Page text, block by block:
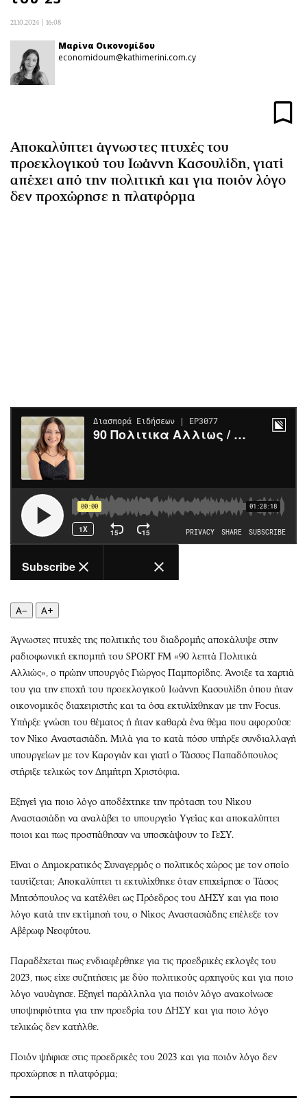
Ελλάδα
Διεθνή
Real Estate
Επιχειρήσεις
Αγορές
Σινεμά
Θέατρο-Χορός
Μουσική
Εικαστικά
Βιβλίο
Χειρόγραφα
Κινητά-tablets
Οικονομία
Γενικά
Αναδρομές
Wine routes
Podcasts
Προσωπικότητες στην ''Κ''
Επιστολές
21.10.2024 | 16:08
Μαρίνα Οικονομίδου
economidoum@kathimerini.com.cy
Αποκαλύπτει άγνωστες πτυχές του
προεκλογικού του Ιωάννη Κασουλίδη, γιατί
απέχει από την πολιτική και για ποιόν λόγο
δεν προχώρησε η πλατφόρμα
A− A+
Άγνωστες πτυχές της πολιτικής του διαδρομής αποκάλυψε στην
ραδιοφωνική εκπομπή του SPORT FM «90 λεπτά Πολιτικά
Αλλιώς», ο πρώην υπουργός Γιώργος Παμπορίδης. Άνοιξε τα χαρτιά
του για την εποχή του προεκλογικού Ιωάννη Κασουλίδη όπου ήταν
οικονομικός διαχειριστής και τα όσα εκτυλίχθηκαν με την Focus.
Υπήρξε γνώση του θέματος ή ήταν καθαρά ένα θέμα που αφορούσε
τον Νίκο Αναστασιάδη. Μιλά για το κατά πόσο υπήρξε συνδιαλλαγή
υπουργείων με τον Καρογιάν και γιατί ο Τάσσος Παπαδόπουλος
στήριξε τελικώς τον Δημήτρη Χριστόφια.
Εξηγεί για ποιο λόγο αποδέχτηκε την πρόταση του Νίκου
Αναστασιάδη να αναλάβει το υπουργείο Υγείας και αποκαλύπτει
ποιοι και πως προσπάθησαν να υποσκάψουν το ΓεΣΥ.
Είναι ο Δημοκρατικός Συναγερμός ο πολιτικός χώρος με τον οποίο
ταυτίζεται; Αποκαλύπτει τι εκτυλίχθηκε όταν επιχείρησε ο Τάσος
Μητσόπουλος να κατέλθει ως Πρόεδρος του ΔΗΣΥ και για ποιο
λόγο κατά την εκτίμησή του, ο Νίκος Αναστασιάδης επέλεξε τον
Αβέρωφ Νεοφύτου.
Παραδέχεται πως ενδιαφέρθηκε για τις προεδρικές εκλογές του
2023, πως είχε συζητήσεις με δύο πολιτικούς αρχηγούς και για ποιο
λόγο ναυάγησε. Εξηγεί παράλληλα για ποιόν λόγο ανακοίνωσε
υποψηφιότητα για την προεδρία του ΔΗΣΥ και για ποιο λόγο
τελικώς δεν κατήλθε.
Ποιόν ψήφισε στις προεδρικές του 2023 και για ποιόν λόγο δεν
προχώρησε η πλατφόρμα;